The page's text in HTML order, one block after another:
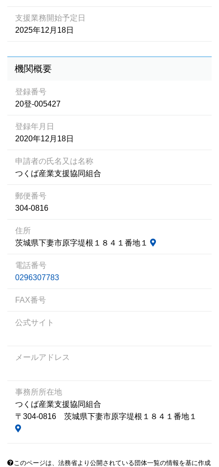
支援業務開始予定日
2025年12月18日
機関概要
登録番号
20登-005427
登録年月日
2020年12月18日
申請者の氏名又は名称
つくば産業支援協同組合
郵便番号
304-0816
住所
茨城県下妻市原字堤根１８４１番地１
電話番号
0296307783
FAX番号
公式サイト
メールアドレス
事務所所在地
つくば産業支援協同組合
〒304-0816 茨城県下妻市原字堤根１８４１番地１
このページは、法務省より公開されている団体一覧の情報を基に作成